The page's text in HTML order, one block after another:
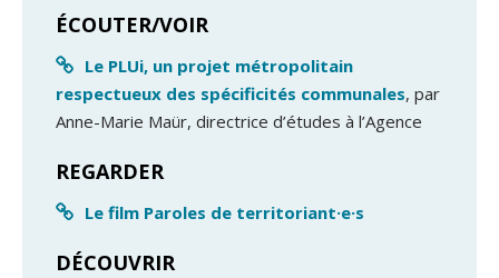
ÉCOUTER/VOIR
Le PLUi, un projet métropolitain
respectueux des spécificités communales, par
Anne-Marie Maür, directrice d’études à l’Agence
REGARDER
Le film Paroles de territoriant·e·s
DÉCOUVRIR